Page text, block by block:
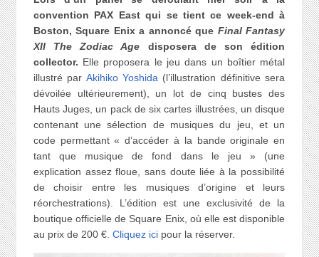
convention PAX East qui se tient ce week-end à
Boston, Square Enix a annoncé que Final Fantasy
XII The Zodiac Age disposera de son édition
collector. Elle proposera le jeu dans un boîtier métal
illustré par Akihiko Yoshida (l’illustration définitive sera
dévoilée ultérieurement), un lot de cinq bustes des
Hauts Juges, un pack de six cartes illustrées, un disque
contenant une sélection de musiques du jeu, et un
code permettant « d’accéder à la bande originale en
tant que musique de fond dans le jeu » (une
explication assez floue, sans doute liée à la possibilité
de choisir entre les musiques d’origine et leurs
réorchestrations). L’édition est une exclusivité de la
boutique officielle de Square Enix, où elle est disponible
au prix de 200 €. Cliquez icipour la réserver.